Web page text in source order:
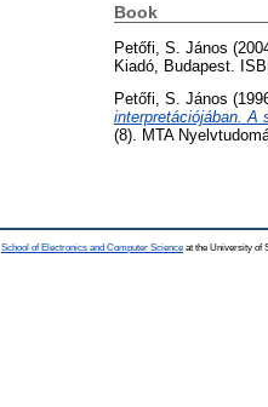
Book
Petőfi, S. János
Kiadó, Budapest.
Petőfi, S. János
interpretációjában. A
(8). MTA
School of Electronics and Computer Science at the University of